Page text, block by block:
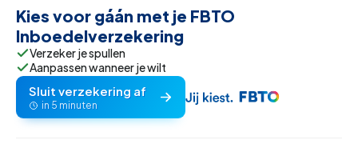
Kies voor gáán met je FBTO
Inboedelverzekering
Verzeker je spullen
Aanpassen wanneer je wilt
Sluit verzekering af
in 5 minuten